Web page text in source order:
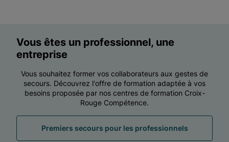
Vous êtes un professionnel, une
entreprise
Vous souhaitez former vos collaborateurs aux gestes de
secours. Découvrez l'offre de formation adaptée à vos
besoins proposée par nos centres de formation Croix-
Rouge Compétence.
Premiers secours pour les professionnels